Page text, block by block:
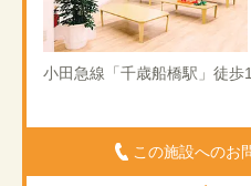
小田急線「千歳船橋駅」徒歩
この施設へのお